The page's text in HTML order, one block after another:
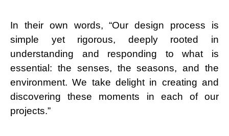
In their own words, “Our design process is
simple yet rigorous, deeply rooted in
understanding and responding to what is
essential: the senses, the seasons, and the
environment. We take delight in creating and
discovering these moments in each of our
projects.”